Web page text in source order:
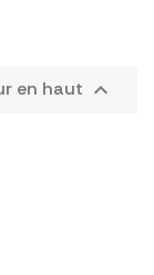
en haut 